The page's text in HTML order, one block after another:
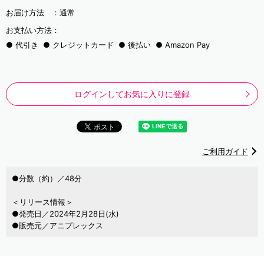
お届け方法 ： 通常
お支払い方法：
代引き
クレジットカード 後払い Amazon Pay
ログインしてお気に入りに登録
ご利用ガイド
●分数（約）／48分
＜リリース情報＞
●発売日／2024年2月28日(水)
●販売元／アニプレックス